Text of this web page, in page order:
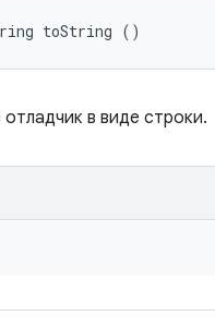
toString ()
в виде строки.